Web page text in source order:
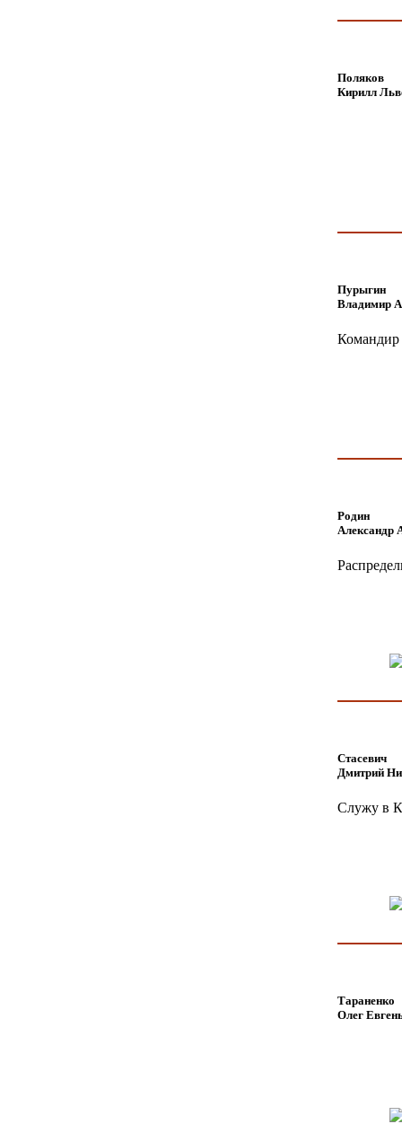
Поляков
Кирилл
Пурыгин
Владимир
Родин
Александр
Стасевич
Дмитрий
Служу в
Тараненко
Олег